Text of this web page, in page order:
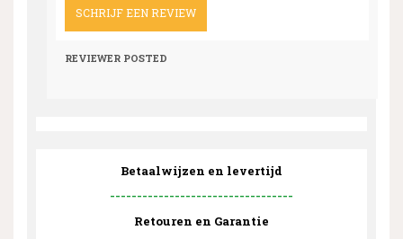
SCHRIJF EEN REVIEW
REVIEWER POSTED
Betaalwijzen en levertijd
----------------------------------
Retouren en Garantie